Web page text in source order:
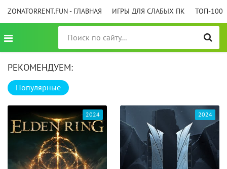
ZONATORRENT.FUN - ГЛАВНАЯ ИГРЫ ДЛЯ СЛАБЫХ ПК ТОП-100
РЕКОМЕНДУЕМ:
Популярные
2024 2024